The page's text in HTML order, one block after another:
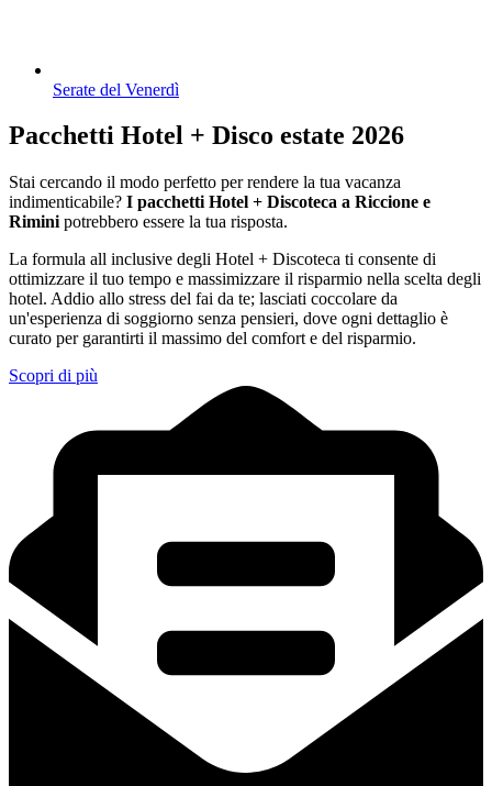
Serate del Venerdì
Pacchetti Hotel + Disco estate 2026
Stai cercando il modo perfetto per rendere la tua vacanza
indimenticabile? I pacchetti Hotel + Discoteca a Riccione e
Rimini potrebbero essere la tua risposta.
La formula all inclusive degli Hotel + Discoteca ti consente di
ottimizzare il tuo tempo e massimizzare il risparmio nella scelta degli
hotel. Addio allo stress del fai da te; lasciati coccolare da
un'esperienza di soggiorno senza pensieri, dove ogni dettaglio è
curato per garantirti il massimo del comfort e del risparmio.
Scopri di più